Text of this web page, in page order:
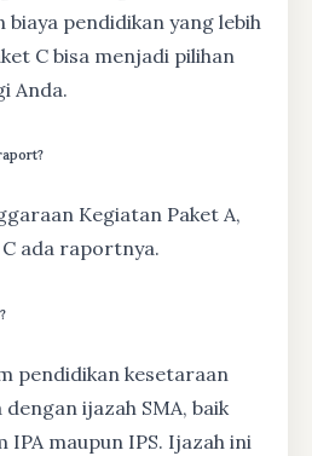
biaya pendidikan yang lebih
C bisa menjadi pilihan
Anda.
Kegiatan Paket A,
C ada raportnya.
pendidikan kesetaraan
ijazah SMA, baik
maupun IPS. Ijazah ini